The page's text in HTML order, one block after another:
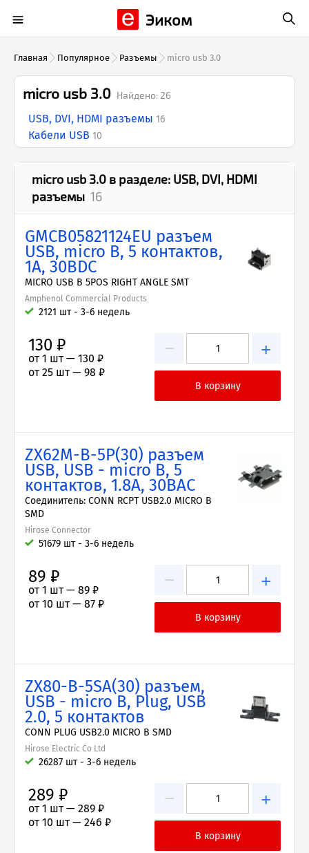
Эиком
Главная Популярное Разъемы micro usb 3.0
micro usb 3.0 Найдено: 26
USB, DVI, HDMI разъемы 16
Кабели USB 10
micro usb 3.0 в разделе: USB, DVI, HDMI
разъемы 16
GMCB05821124EU разъем
USB, micro B, 5 контактов,
1А, 30ВDC
MICRO USB B 5POS RIGHT ANGLE SMT
Amphenol Commercial Products
2121 шт - 3-6 недель
− +
130 ₽
от 1 шт — 130 ₽
от 25 шт — 98 ₽
ZX62M-B-5P(30) разъем
USB, USB - micro B, 5
контактов, 1.8А, 30ВAC
Соединитель: CONN RCPT USB2.0 MICRO B
SMD
Hirose Connector
51679 шт - 3-6 недель
− +
89 ₽
от 1 шт — 89 ₽
от 10 шт — 87 ₽
ZX80-B-5SA(30) разъем,
USB - micro B, Plug, USB
2.0, 5 контактов
CONN PLUG USB2.0 MICRO B SMD
Hirose Electric Co Ltd
26287 шт - 3-6 недель
− +
289 ₽
от 1 шт — 289 ₽
от 10 шт — 246 ₽